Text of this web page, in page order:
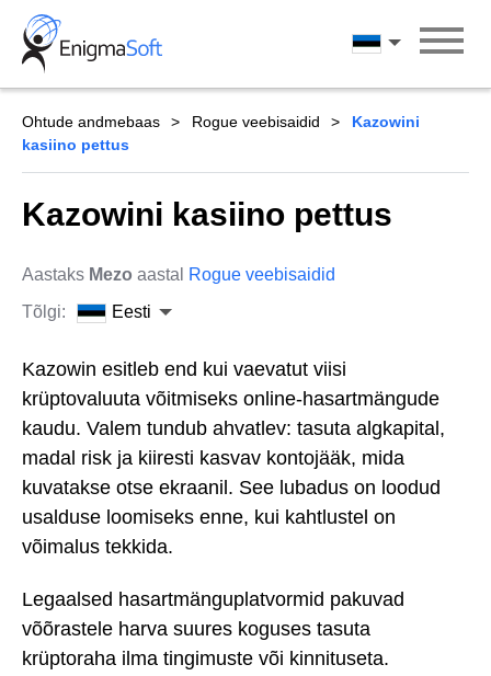
Skip
content
Eesti
Ohtude andmebaas Rogue veebisaidid
Kazowini
kasiino pettus
Kazowini kasiino pettus
Aastaks Mezo aastal
Rogue veebisaidid
Tõlgi:
Eesti
Kazowin esitleb end kui vaevatut viisi
krüptovaluuta võitmiseks online-hasartmängude
kaudu. Valem tundub ahvatlev: tasuta algkapital,
madal risk ja kiiresti kasvav kontojääk, mida
kuvatakse otse ekraanil. See lubadus on loodud
usalduse loomiseks enne, kui kahtlustel on
võimalus tekkida.
Legaalsed hasartmänguplatvormid pakuvad
võõrastele harva suures koguses tasuta
krüptoraha ilma tingimuste või kinnituseta.